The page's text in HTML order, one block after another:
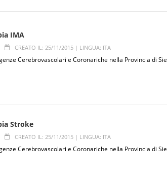
IMA
CREATO IL: 25/11/2015 | LINGUA: ITA
Cerebrovascolari e Coronariche nella Provincia di
Stroke
CREATO IL: 25/11/2015 | LINGUA: ITA
Cerebrovascolari e Coronariche nella Provincia di